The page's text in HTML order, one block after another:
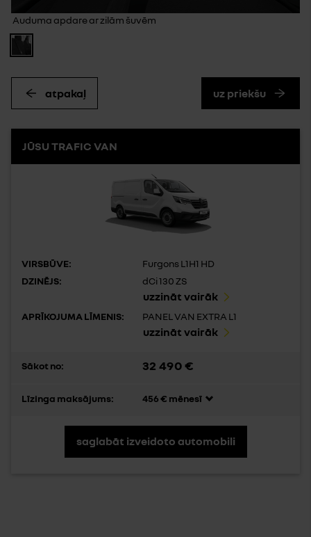
Auduma apdare ar zilām šuvēm
atpakaļ uz priekšu
JŪSU TRAFIC VAN
VIRSBŪVE:
Furgons L1H1 HD
DZINĒJS:
dCi 130 ZS
uzzināt vairāk
APRĪKOJUMA LĪMENIS: PANEL VAN EXTRA L1
uzzināt vairāk
Sākot no: 32 490 €
Līzinga maksājums: 456 € mēnesī
saglabāt izveidoto automobili